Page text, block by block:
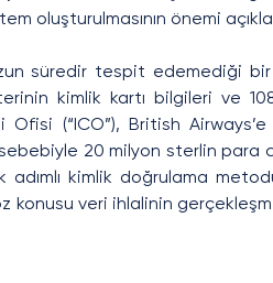
oluşturulmasının önemi
süredir tespit edemediği bir
kimlik kartı bilgileri ve
Ofisi (“ICO”), British
20 milyon sterlin para
adımlı kimlik doğrulama
konusu veri ihlalinin